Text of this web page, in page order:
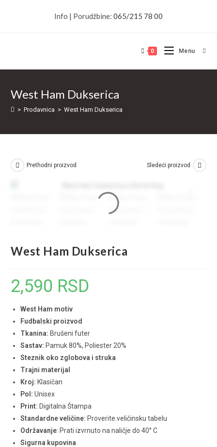
Info | Porudžbine: 065/215 78 00
0 Menu
West Ham Dukserica
> Prodavnica > West Ham Dukserica
Prethodni proizvod Sledeći proizvod
West Ham Dukserica
2,590 RSD
West Ham motiv
Fudbalski proizvod
Tkanina: Brušeni futer
Sastav: Pamuk 80%, Poliester 20%
Steznik oko zglobova i struka
Trajni materijal
Kroj: Klasičan
Pol: Unisex
Print: Digitalna Štampa
Standardne veličine: Proverite veličinsku tabelu
Održavanje: Prati izvrnuto na naličje do 40° C
Sigurna kupovina